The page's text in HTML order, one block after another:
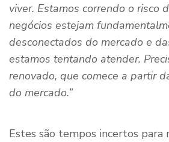
viver. Estamos correndo o risco
negócios estejam
desconectados do mercado e
estamos tentando atender.
renovado, que comece a partir
do mercado.”
Estes são tempos incertos para